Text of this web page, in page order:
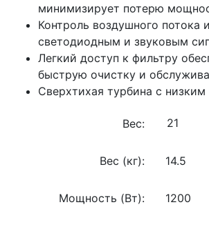
минимизирует потерю
Контроль воздушного потока
светодиодным и звуковым
Легкий доступ к фильтру
быструю очистку и
Сверхтихая турбина с
Вес:
Вес (кг): 14.5
Мощность (Вт): 1200